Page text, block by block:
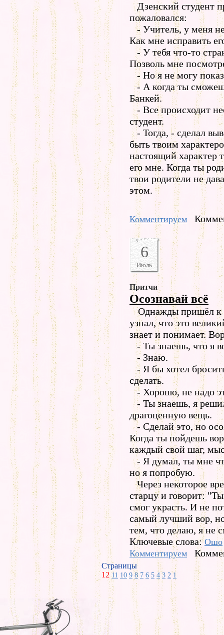
Дзенский студент
пожаловался:
- Учитель, у меня
Как мне исправить
- У тебя что-то
Позволь мне
- Но я не могу
- А когда ты
Банкей.
- Все происходит
студент.
- Тогда, - сделал
быть твоим
настоящий характер
его мне. Когда ты
твои родители не
этом.
Комментируем
6
Июль
Притчи
Осознавай всё
Однажды пришёл к
узнал, что это
знает и понимает.
- Ты знаешь, что я
- Знаю.
- Я бы хотел
сделать.
- Хорошо, не надо
- Ты знаешь, я
драгоценную вещь.
- Сделай это, но
Когда ты пойдешь
каждый свой шаг,
- Я думал, ты мне
но я попробую.
Через некоторое
старцу и говорит:
смог украсть. И не
самый лучший вор, но
тем, что делаю, я не
Ключевые слова:Ошо
Комментируем
Страницы
12 11 10 9 8 7 6 5 4 3 2 1